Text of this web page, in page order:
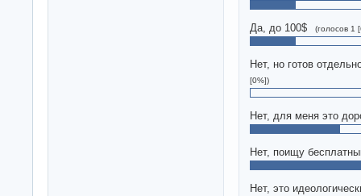
Да, до 100$ (голосов 1
Нет, но готов
[0%])
Нет, для меня это
Нет, поищу
Нет, это